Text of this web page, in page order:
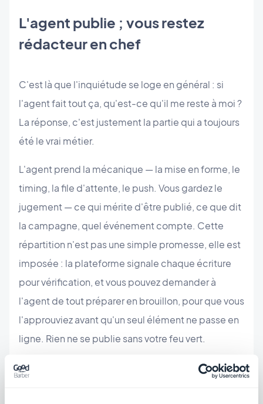
L'agent publie ; vous restez
rédacteur en chef
C'est là que l'inquiétude se loge en général : si
l'agent fait tout ça, qu'est-ce qu'il me reste à moi ?
La réponse, c'est justement la partie qui a toujours
été le vrai métier.
L'agent prend la mécanique — la mise en forme, le
timing, la file d'attente, le push. Vous gardez le
jugement — ce qui mérite d'être publié, ce que dit
la campagne, quel événement compte. Cette
répartition n'est pas une simple promesse, elle est
imposée : la plateforme signale chaque écriture
pour vérification, et vous pouvez demander à
l'agent de tout préparer en brouillon, pour que vous
l'approuviez avant qu'un seul élément ne passe en
ligne. Rien ne se publie sans votre feu vert.
Ce n'est donc pas « l'agent fait tourner l'app à